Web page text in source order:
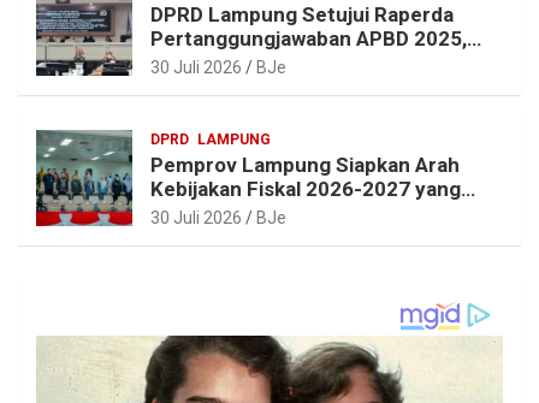
DPRD Lampung Setujui Raperda
Pertanggungjawaban APBD 2025,
Beri Sejumlah Rekomendasi
30 Juli 2026 BJe
DPRD LAMPUNG
Pemprov Lampung Siapkan Arah
Kebijakan Fiskal 2026-2027 yang
Realistis dan Berkelanjutan
30 Juli 2026 BJe